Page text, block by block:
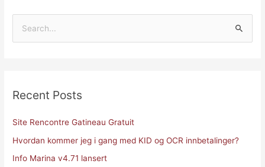
innbetalinger?
c
f
o
r
Recent Posts
Site Rencontre Gatineau Gratuit
Hvordan kommer jeg i gang med KID og OCR innbetalinger?
Info Marina v4.71 lansert